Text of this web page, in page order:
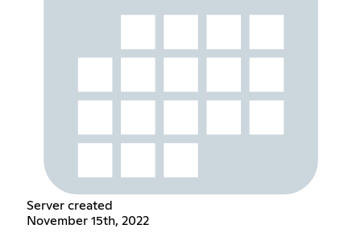
Server created
November 15th, 2022